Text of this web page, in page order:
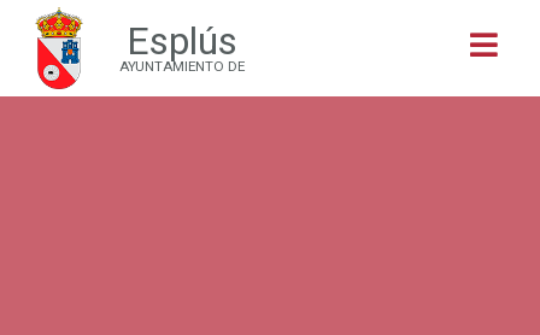
Esplús
AYUNTAMIENTO DE